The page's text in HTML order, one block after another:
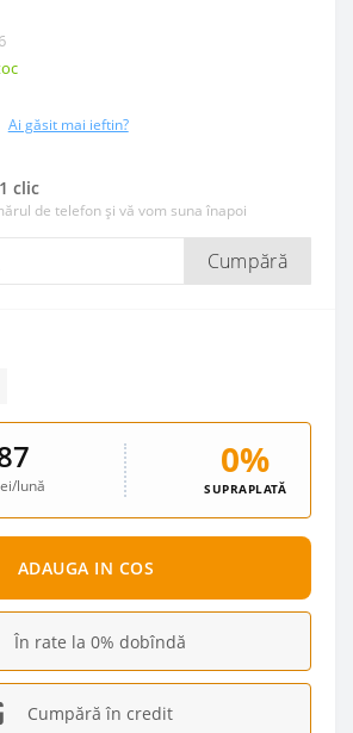
Ai găsit mai ieftin?
clic
de telefon și vă vom suna înapoi
Cumpără
lună
0%
SUPRAPLATĂ
ADAUGA IN COS
În rate la 0% dobîndă
Cumpără în credit